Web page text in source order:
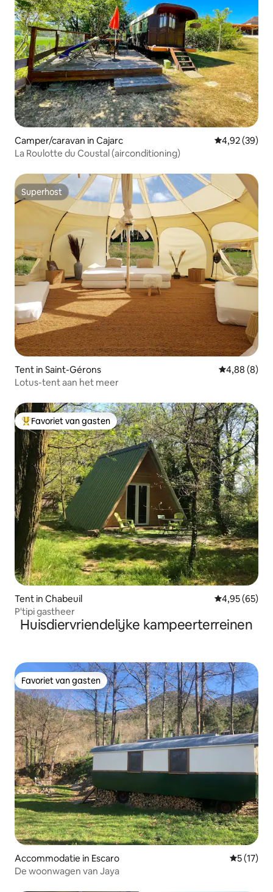
Camper/caravan in Cajarc Gemiddelde
4,92 (39)
La Roulotte du Coustal (airconditioning)
Superhost
Superhost
Tent in Saint-Gérons Gemiddelde
4,88 (8)
Lotus-tent aan het meer
Topfavoriet van gasten
Favoriet van gasten
Tent in Chabeuil Gemiddelde
4,95 (65)
P'tipi gastheer
Huisdiervriendelijke kampeerterreinen
Favoriet van gasten
Favoriet van gasten
Accommodatie in Escaro
5 (17)
De woonwagen van Jaya